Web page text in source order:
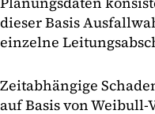
dieser Basis
einzelne
Zeitabhängige
auf Basis von